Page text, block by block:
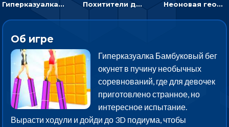
Гиперказуалка Летающая чашка кофе: двигаться и собирать кубики сахара Похитители денег: управляйте друзьями и соберите все мешки с долларами Неоновая геометрия: прыгай через препятствия и собирай шары
Об игре
Гиперказуалка Бамбуковый бег
окунет в пучину необычных
соревнований, где для девочек
приготовлено странное, но
интересное испытание.
Вырасти ходули и дойди до 3D подиума, чтобы